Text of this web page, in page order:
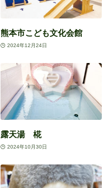
熊本市こども文化会館
2024年12月24日
露天湯 椛
2024年10月30日